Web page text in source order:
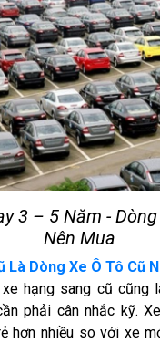
3 – 5 Năm - Dòng
Nên Mua
Là Dòng Xe Ô Tô Cũ
xe hạng sang cũ cũng
phải cân nhắc kỹ.
hơn nhiều so với xe